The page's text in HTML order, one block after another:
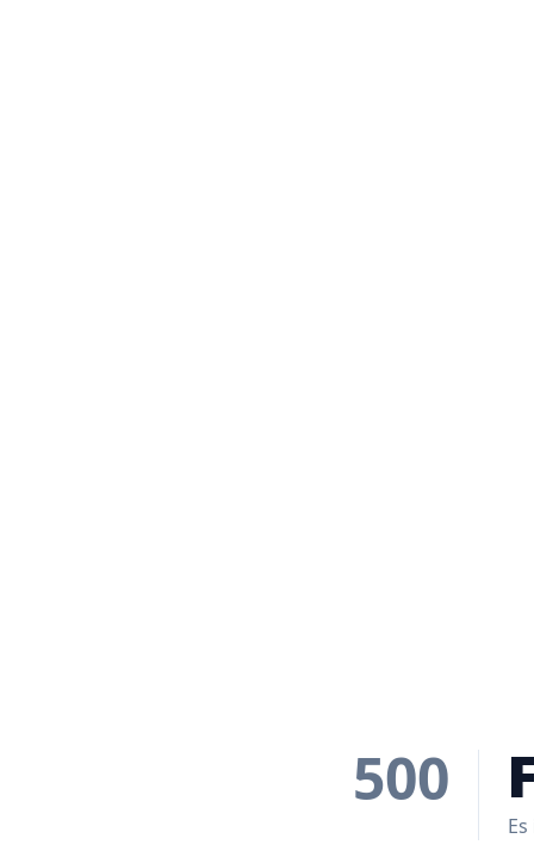
500